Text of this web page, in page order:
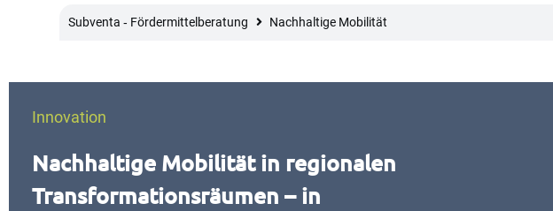
Subventa ‐ Fördermittelberatung Nachhaltige Mobilität
Innovation
Nachhaltige Mobilität in regionalen
Transformationsräumen – in